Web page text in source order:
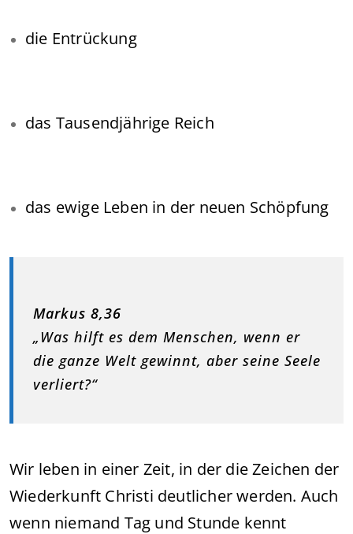
die Entrückung
das Tausendjährige Reich
das ewige Leben in der neuen Schöpfung
Markus 8,36
„Was hilft es dem Menschen, wenn er
die ganze Welt gewinnt, aber seine Seele
verliert?“
Wir leben in einer Zeit, in der die Zeichen der
Wiederkunft Christi deutlicher werden. Auch
wenn niemand Tag und Stunde kennt